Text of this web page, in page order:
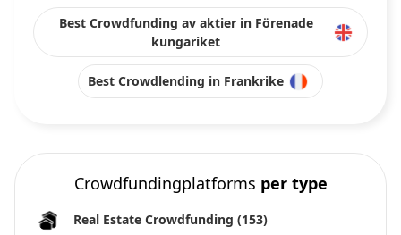
Best Crowdfunding av aktier in Förenade
kungariket
Best Crowdlending in Frankrike
Crowdfundingplatforms per type
Real Estate Crowdfunding (153)